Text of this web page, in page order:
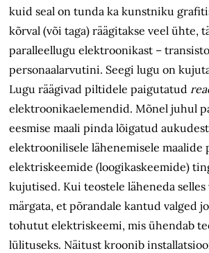
kuid seal on tunda ka kunstniku
kõrval (või taga) räägitakse veel ühte,
paralleellugu elektroonikast –
personaalarvutini. Seegi lugu on
Lugu räägivad piltidele paigutatud
elektroonikaelemendid. Mõnel juhul
eesmise maali pinda lõigatud
elektroonilisele lähenemisele maalide
elektriskeemide (loogikaskeemide)
kujutised. Kui teostele läheneda selles
märgata, et põrandale kantud valged
tohutut elektriskeemi, mis ühendab
lülituseks. Näitust kroonib